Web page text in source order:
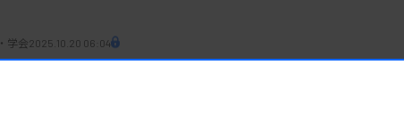
学会2025.10.20 06:04